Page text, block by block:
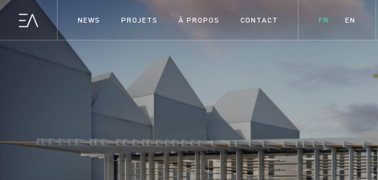
NEWS PROJETS À PROPOS CONTACT FR EN